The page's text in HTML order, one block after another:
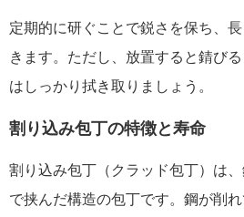
定期的に研ぐことで鋭さを保ち、
きます。ただし、放置すると錆び
はしっかり拭き取りましょう。
割り込み包丁の特徴と寿命
割り込み包丁（クラッド包丁）は
で挟んだ構造の包丁です。鋼が削